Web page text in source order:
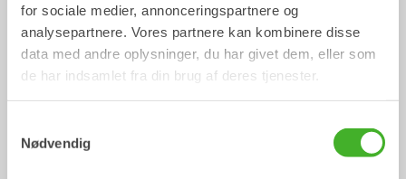
for sociale medier, annonceringspartnere og
analysepartnere. Vores partnere kan kombinere disse
data med andre oplysninger, du har givet dem, eller som
de har indsamlet fra din brug af deres tjenester.
Nødvendig
Mekanisk arbejdsredskab
Skovle/ CASE CX18C